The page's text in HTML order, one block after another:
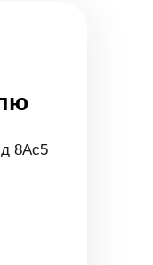
8Ас5